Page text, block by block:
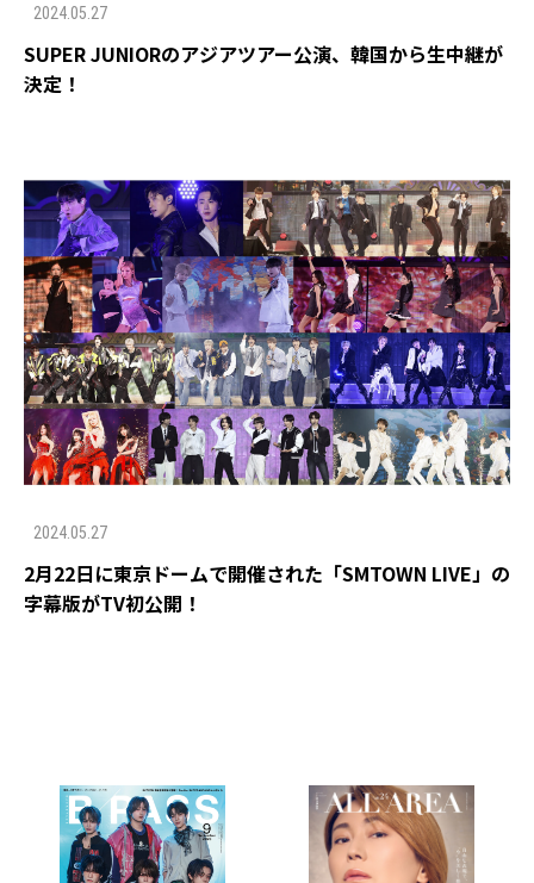
2024.05.27
SUPER JUNIORのアジアツアー公演、韓国から生中継が
決定！
2024.05.27
2月22日に東京ドームで開催された「SMTOWN LIVE」の
字幕版がTV初公開！